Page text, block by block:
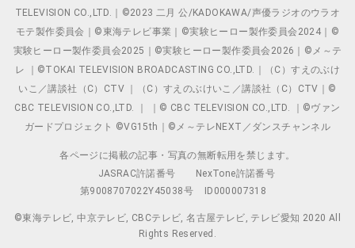
TELEVISION CO.,LTD.｜©2023 二月 公/KADOKAWA/声優ラジオのウラオ
モテ製作委員会｜©東海テレビ事業｜©実験ヒーロー製作委員会2024｜©
実験ヒーロー製作委員会2025｜©実験ヒーロー製作委員会2026｜©メ～テ
レ ｜©TOKAI TELEVISION BROADCASTING CO.,LTD.｜（C）すえのぶけ
いこ／講談社（C）CTV ｜（C）すえのぶけいこ／講談社（C）CTV｜©
CBC TELEVISION CO.,LTD. ｜ ｜© CBC TELEVISION CO.,LTD. ｜©ヴァン
ガードプロジェクト ©VG15th｜©メ～テレNEXT／ダンスチャンネル
各ページに掲載の記事・写真の無断転用を禁じます。
JASRAC許諾番号
NexTone許諾番号
第9008707022Y45038号
ID000007318
©東海テレビ, 中京テレビ, CBCテレビ, 名古屋テレビ, テレビ愛知 2020 All
Rights Reserved.